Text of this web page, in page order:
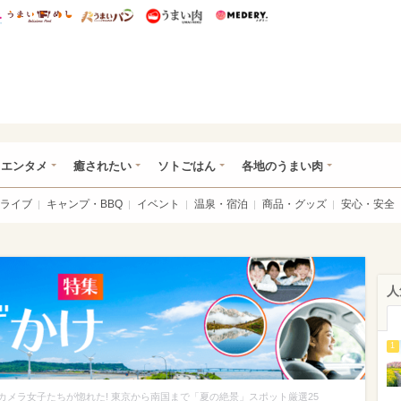
研 ディズニー特集
mimot. うまいめし うまいパン うまい肉
ンタメ 癒されたい ソトごはん 各地のうまい肉
イブ キャンプ・BBQ イベント 温泉・宿泊 商品・グッズ 安心・安全
メラ女子たちが惚れた! 東京から南国まで「夏の絶景」スポット厳選25
1